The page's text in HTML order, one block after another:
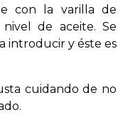
con la varilla de
de aceite. Se
introducir y éste es
cuidando de no